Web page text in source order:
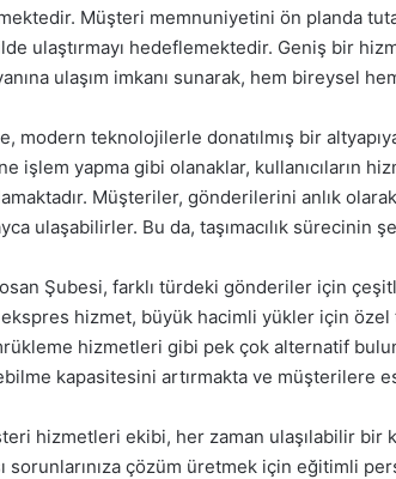
Müşteri memnuniyetini ön planda
ulaştırmayı hedeflemektedir. Geniş bir
ulaşım imkanı sunarak, hem bireysel
modern teknolojilerle donatılmış bir
işlem yapma gibi olanaklar, kullanıcıların
Müşteriler, gönderilerini anlık
ulaşabilirler. Bu da, taşımacılık sürecinin
Şubesi, farklı türdeki gönderiler için
hizmet, büyük hacimli yükler için özel
hizmetleri gibi pek çok alternatif
kapasitesini artırmakta ve müşterilere
hizmetleri ekibi, her zaman ulaşılabilir bir
sorunlarınıza çözüm üretmek için eğitimli